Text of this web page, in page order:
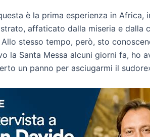
è la prima esperienza in
affaticato dalla miseria e dalla
stesso tempo, però, sto
la Santa Messa alcuni giorni fa, ho
un panno per asciugarmi il